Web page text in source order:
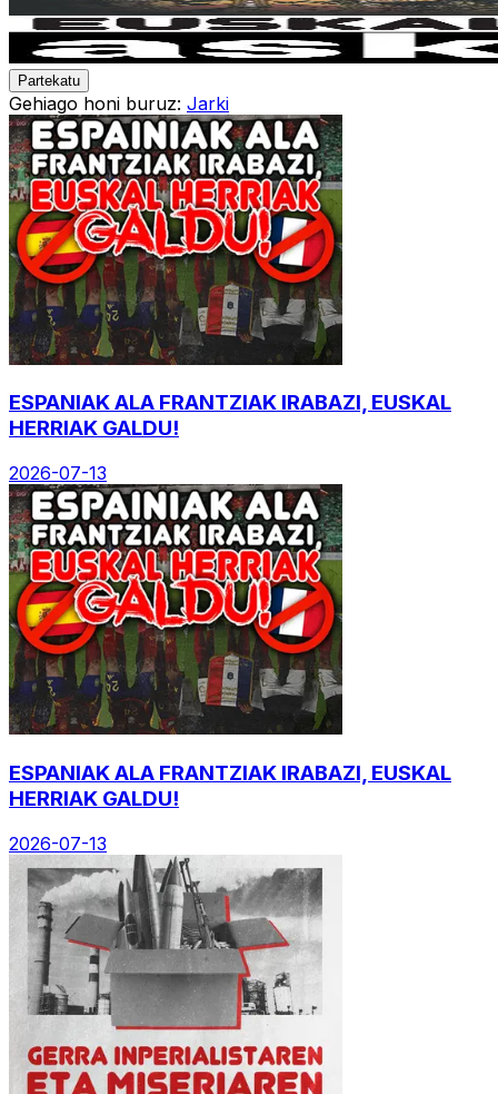
Partekatu
Gehiago honi buruz: Jarki
ESPANIAK ALA FRANTZIAK IRABAZI, EUSKAL
HERRIAK GALDU!
2026-07-13
ESPANIAK ALA FRANTZIAK IRABAZI, EUSKAL
HERRIAK GALDU!
2026-07-13